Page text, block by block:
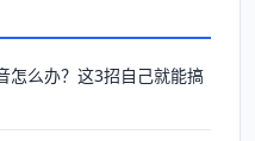
怎么办？这3招自己就能搞